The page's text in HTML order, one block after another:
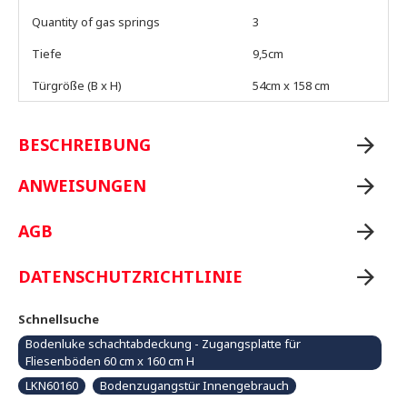
Quantity of gas springs
3
Tiefe
9,5cm
Türgröße (B x H)
54cm x 158 cm
BESCHREIBUNG
ANWEISUNGEN
AGB
DATENSCHUTZRICHTLINIE
Schnellsuche
Bodenluke schachtabdeckung - Zugangsplatte für
Fliesenböden 60 cm x 160 cm H
LKN60160
Bodenzugangstür Innengebrauch